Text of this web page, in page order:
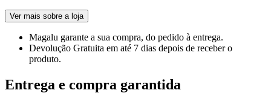
Ver mais sobre a loja
Magalu garante a sua compra, do pedido à entrega.
Devolução Gratuita em até 7 dias depois de receber o
produto.
Entrega e compra garantida